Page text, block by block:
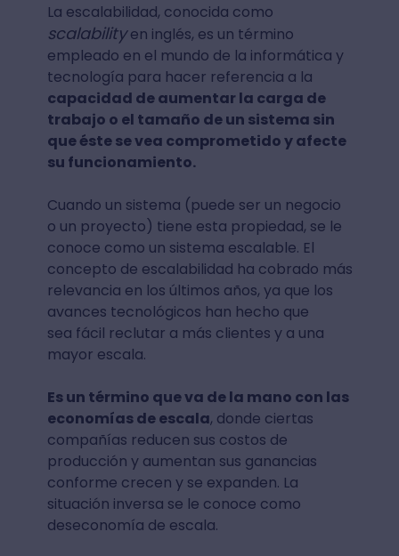
La escalabilidad, conocida como
scalabilityen inglés, es un término
empleado en el mundo de la informática y
tecnología para hacer referencia a la
capacidad de aumentar la carga de
trabajo o el tamaño de un sistema sin
que éste se vea comprometido y afecte
su funcionamiento.
Cuando un sistema (puede ser un negocio
o un proyecto) tiene esta propiedad, se le
conoce como un sistema escalable. El
concepto de escalabilidad ha cobrado más
relevancia en los últimos años, ya que los
avances tecnológicos han hecho que
sea fácil reclutar a más clientes y a una
mayor escala.
Es un término que va de la mano con las
economías de escala, donde ciertas
compañías reducen sus costos de
producción y aumentan sus ganancias
conforme crecen y se expanden. La
situación inversa se le conoce como
deseconomía de escala.